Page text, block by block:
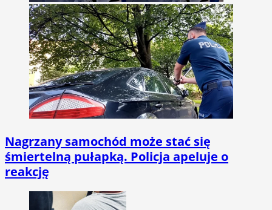
Nagrzany samochód może stać się
śmiertelną pułapką. Policja apeluje o
reakcję